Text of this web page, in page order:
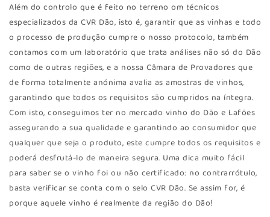
Além do controlo que é feito no terreno om técnicos
especializados da CVR Dão, isto é, garantir que as vinhas e todo
o processo de produção cumpre o nosso protocolo, também
contamos com um laboratório que trata análises não só do Dão
como de outras regiões, e a nossa Câmara de Provadores que
de forma totalmente anónima avalia as amostras de vinhos,
garantindo que todos os requisitos são cumpridos na íntegra.
Com isto, conseguimos ter no mercado vinho do Dão e Lafões
assegurando a sua qualidade e garantindo ao consumidor que
qualquer que seja o produto, este cumpre todos os requisitos e
poderá desfrutá-lo de maneira segura. Uma dica muito fácil
para saber se o vinho foi ou não certificado: no contrarrótulo,
basta verificar se conta com o selo CVR Dão. Se assim for, é
porque aquele vinho é realmente da região do Dão!